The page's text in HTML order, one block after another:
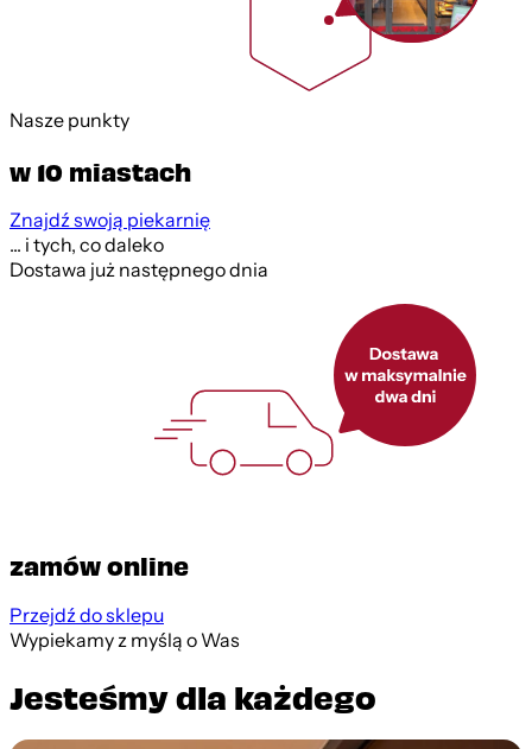
Nasze punkty
w 10 miastach
Znajdź swoją piekarnię
... i tych, co daleko
Dostawa już następnego dnia
zamów online
Przejdź do sklepu
Wypiekamy z myślą o Was
Jesteśmy dla każdego